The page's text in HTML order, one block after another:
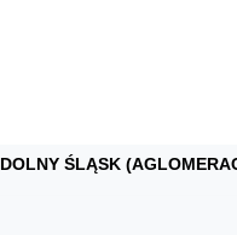
DOLNY ŚLĄSK